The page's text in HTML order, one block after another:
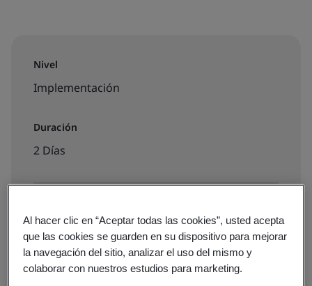
Nivel
Implementación
Duración
2 Días
Disponible para reservar:
Formación aula virtual
Al hacer clic en “Aceptar todas las cookies”, usted acepta
que las cookies se guarden en su dispositivo para mejorar
la navegación del sitio, analizar el uso del mismo y
colaborar con nuestros estudios para marketing.